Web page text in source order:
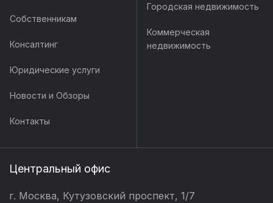
Собственникам
Консалтинг
Юридические услуги
Новости и Обзоры
Контакты
Городская недвижимость
Коммерческая
недвижимость
Центральный офис
г. Москва, Кутузовский проспект, 1/7